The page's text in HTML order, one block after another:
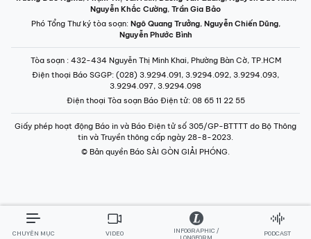
Nguyễn Khắc Cường, Trần Gia Bảo
Phó Tổng Thư ký tòa soạn: Ngô Quang Trưởng, Nguyễn Chiến Dũng,
Nguyễn Phước Bình
Tòa soạn : 432-434 Nguyễn Thị Minh Khai, Phường Bàn Cờ, TP.HCM
Điện thoại Báo SGGP: (028) 3.9294.091, 3.9294.092, 3.9294.093,
3.9294.097, 3.9294.098
Điện thoại Tòa soạn Báo Điện tử: 08 65 11 22 55
Giấy phép hoạt động Báo in và Báo Điện tử số 305/GP-BTTTT do Bộ Thông
tin và Truyền thông cấp ngày 28-8-2023.
© Bản quyền Báo SÀI GÒN GIẢI PHÓNG.
CHUYÊN MỤC VIDEO
INFOGRAPHIC /
LONGFORM
PODCAST